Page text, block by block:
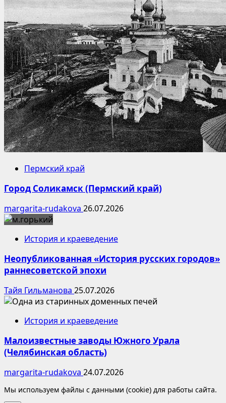
Пермский край
Город Соликамск (Пермский край)
margarita-rudakova 26.07.2026
История и краеведение
Неопубликованная «История русских городов»
раннесоветской эпохи
Тайя Гильманова 25.07.2026
История и краеведение
Малоизвестные заводы Южного Урала
(Челябинская область)
margarita-rudakova 24.07.2026
Мы используем файлы с данными (cookie) для работы сайта.